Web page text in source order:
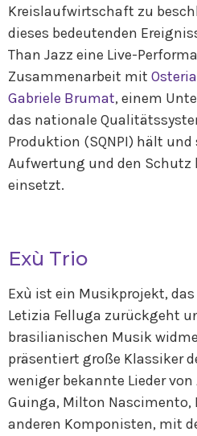
Kreislaufwirtschaft zu
dieses bedeutenden
Than Jazz eine Live-
Zusammenarbeit mit
Gabriele Brumat, einem
das nationale
Produktion (SQNPI) hält
Aufwertung und den Schutz
einsetzt.
Exù Trio
Exù ist ein Musikprojekt,
Letizia Felluga zurückgeht
brasilianischen Musik
präsentiert große Klassiker
weniger bekannte Lieder
Guinga, Milton Nascimento,
anderen Komponisten, mit